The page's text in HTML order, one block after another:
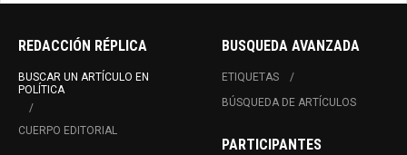
REDACCIÓN RÉPLICA
BUSCAR UN ARTÍCULO EN
POLÍTICA
CUERPO EDITORIAL
BUSQUEDA AVANZADA
ETIQUETAS
BÚSQUEDA DE ARTÍCULOS
PARTICIPANTES